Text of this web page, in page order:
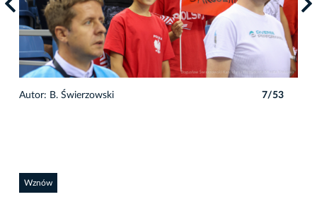
Autor: B. Świerzowski 7/53
Wznów